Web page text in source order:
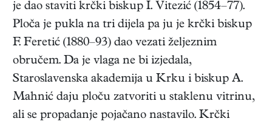
je dao staviti krčki biskup I. Vitezić (1854–77).
Ploča je pukla na tri dijela pa ju je krčki biskup
F. Feretić (1880–93) dao vezati željeznim
obručem. Da je vlaga ne bi izjedala,
Staroslavenska akademija u Krku i biskup A.
Mahnić daju ploču zatvoriti u staklenu vitrinu,
ali se propadanje pojačano nastavilo. Krčki